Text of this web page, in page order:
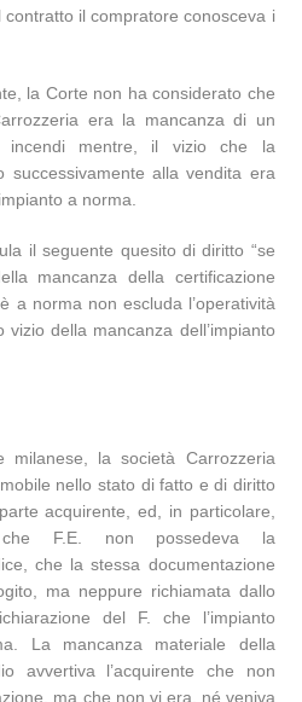
il compratore conosceva i
la Corte non ha considerato che
era la mancanza di un
incendi mentre, il vizio che la
successivamente alla vendita era
a norma.
il seguente quesito di diritto “se
mancanza della certificazione
a norma non escluda l’operatività
della mancanza dell’impianto
la società Carrozzeria
nello stato di fatto e di diritto
acquirente, ed, in particolare,
che F.E. non possedeva la
che la stessa documentazione
ma neppure richiamata dallo
del F. che l’impianto
La mancanza materiale della
avvertiva l’acquirente che non
ma che non vi era, né veniva